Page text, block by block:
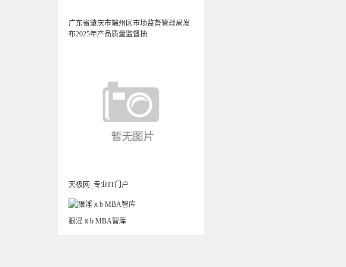
广东省肇庆市端州区市场监督管理局发
布2025年产品质量监督抽
天极网_专业IT门户
狠淫ⅹb MBA智库